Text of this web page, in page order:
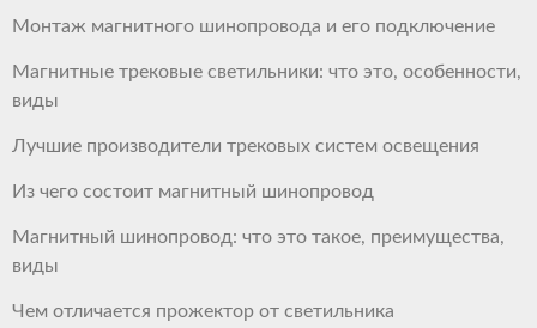
Монтаж магнитного шинопровода и его подключение
Магнитные трековые светильники: что это, особенности,
виды
Лучшие производители трековых систем освещения
Из чего состоит магнитный шинопровод
Магнитный шинопровод: что это такое, преимущества,
виды
Чем отличается прожектор от светильника